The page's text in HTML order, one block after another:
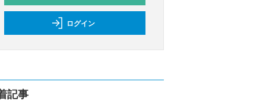
ログイン
記事